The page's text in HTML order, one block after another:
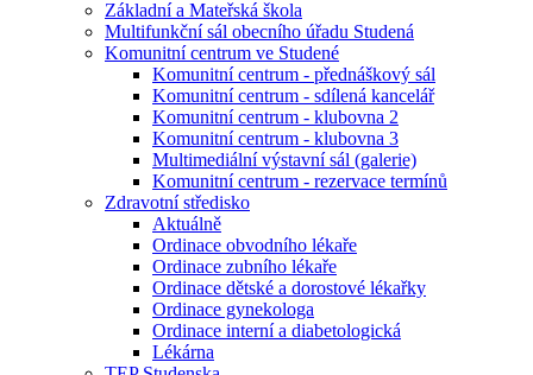
Základní a Mateřská škola
Multifunkční sál obecního úřadu Studená
Komunitní centrum ve Studené
Komunitní centrum - přednáškový sál
Komunitní centrum - sdílená kancelář
Komunitní centrum - klubovna 2
Komunitní centrum - klubovna 3
Multimediální výstavní sál (galerie)
Komunitní centrum - rezervace termínů
Zdravotní středisko
Aktuálně
Ordinace obvodního lékaře
Ordinace zubního lékaře
Ordinace dětské a dorostové lékařky
Ordinace gynekologa
Ordinace interní a diabetologická
Lékárna